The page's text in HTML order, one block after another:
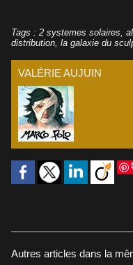
Tags : 2 systemes solaires
distribution la galaxie du
VALÉRIE AUJUIN
Autres articles dans la